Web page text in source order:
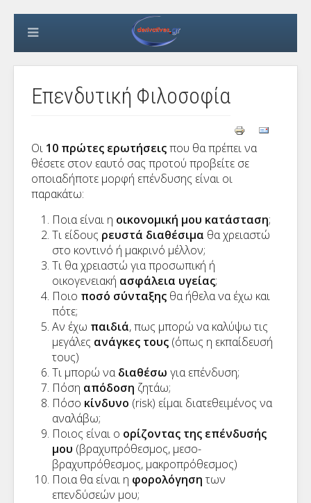
Επενδυτική Φιλοσοφία
Οι 10 πρώτες ερωτήσειςπου θα πρέπει να
θέσετε στον εαυτό σας προτού προβείτε σε
οποιαδήποτε μορφή επένδυσης είναι οι
παρακάτω:
Ποια είναι η οικονομική μου κατάσταση;
Τι είδους ρευστά διαθέσιμα θα χρειαστώ
στο κοντινό ή μακρινό μέλλον;
Τι θα χρειαστώ για προσωπική ή
οικογενειακή ασφάλεια υγείας;
Ποιο ποσό σύνταξης θα ήθελα να έχω και
πότε;
Αν έχω παιδιά, πως μπορώ να καλύψω τις
μεγάλες ανάγκες τους (όπως η εκπαίδευσή
τους)
Τι μπορώ ναδιαθέσω για επένδυση;
Πόση απόδοση ζητάω;
Πόσο κίνδυνο (risk) είμαι διατεθειμένος να
αναλάβω;
Ποιος είναι ο ορίζοντας της επένδυσής
μου (βραχυπρόθεσμος, μεσο-
βραχυπρόθεσμος, μακροπρόθεσμος)
Ποια θα είναι η φορολόγησητων
επενδύσεών μου;